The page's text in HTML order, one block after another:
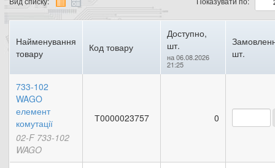
Найменування
товару
Код товару
Доступно,
шт.
на 06.08.2026
21:25
шт.
733-102
WAGO
елемент
комутації
02-F 733-102
WAGO
Т0000023757 0